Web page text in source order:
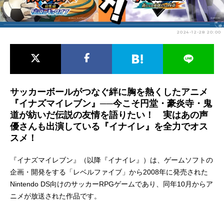
春アニメ 夏アニメ
男性声優/女性声優一覧
2024-12-28 20:00
サッカーボールがつなぐ絆に胸を熱くしたアニメ
『イナズマイレブン』──今こそ円堂・豪炎寺・鬼
道が紡いだ伝説の友情を語りたい！ 実はあの声
優さんも出演している『イナイレ』を全力でオス
スメ！
『イナズマイレブン』（以降『イナイレ』）は、ゲームソフトの
企画・開発をする「レベルファイブ」から2008年に発売された
Nintendo DS向けのサッカーRPGゲームであり、同年10月からア
ニメが放送された作品です。